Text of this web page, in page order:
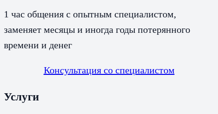
1 час общения с опытным специалистом,
заменяет месяцы и иногда годы потерянного
времени и денег
Консультация со специалистом
Услуги